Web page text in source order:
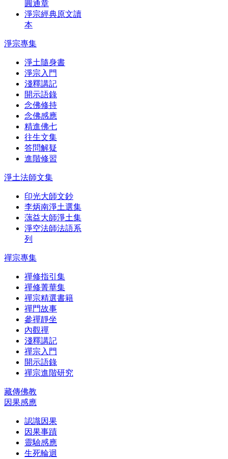
圓通章
淨宗經典原文讀
本
淨宗專集
淨土隨身書
淨宗入門
淺釋講記
開示語錄
念佛修持
念佛感應
精進佛七
往生文集
答問解疑
進階修習
淨土法師文集
印光大師文鈔
李炳南淨土選集
蕅益大師淨土集
淨空法師法語系
列
禪宗專集
禪修指引集
禪修菁華集
禪宗精選書籍
禪門故事
參禪靜坐
內觀禪
淺釋講記
禪宗入門
開示語錄
禪宗進階研究
藏傳佛教
因果感應
認識因果
因果事蹟
靈驗感應
生死輪迴